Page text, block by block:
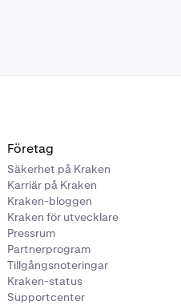
Företag
Säkerhet på Kraken
Karriär på Kraken
Kraken-bloggen
Kraken för utvecklare
Pressrum
Partnerprogram
Tillgångsnoteringar
Kraken-status
Supportcenter